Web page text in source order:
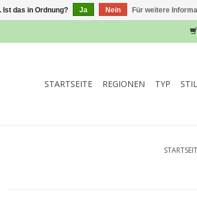
STARTSEITE REGIONEN TYP STIL
das in Ordnung? Ja Nein Für weitere